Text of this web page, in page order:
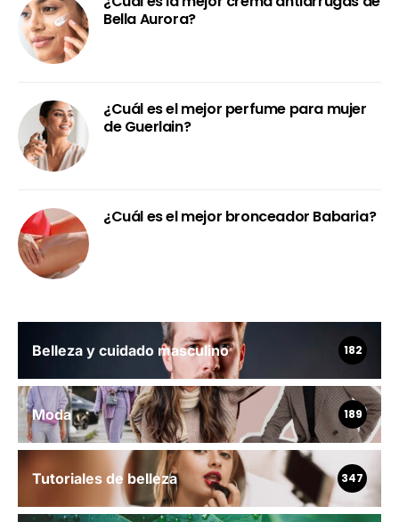
Bella Aurora?
¿Cuál es el mejor perfume para mujer
de Guerlain?
¿Cuál es el mejor bronceador Babaria?
Belleza y cuidado masculino 182
Moda 189
Tutoriales de belleza 347